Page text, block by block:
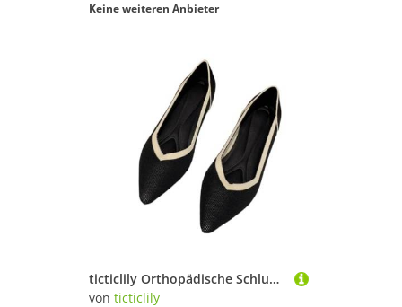
Keine weiteren Anbieter
ticticlily Orthopädische Schlupfschuhe Slip-On Ballerinas Damen Barfußschuhe C10 35 EU
von ticticlily